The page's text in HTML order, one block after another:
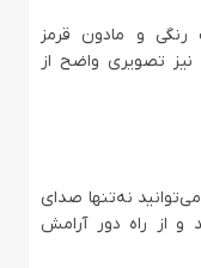
و مادون قرمز
تصویری واضح از
نه‌تنها صدای
و از راه دور آرامش